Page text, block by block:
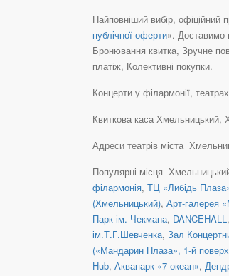
Найповніший вибір,
публічної оферти». Доставимо
Бронювання квитка, Зручне
платіж, Колективні покупки.
Концерти у філармонії,
Квиткова каса Хмельницький,
Адреси театрів міста
Популярні місця
філармонія, ТЦ «Либідь
(Хмельницький), Арт-галерея
Парк ім. Чекмана, DANCEHALL ,
ім.Т.Г.Шевченка, Зал
(«Мандарин Плаза», 1-й
Hub, Аквапарк «7 океан»,